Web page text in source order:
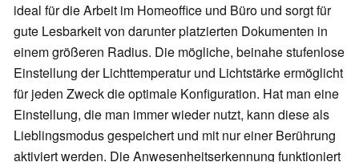
ideal für die Arbeit im Homeoffice und Büro und sorgt für
gute Lesbarkeit von darunter platzierten Dokumenten in
einem größeren Radius. Die mögliche, beinahe stufenlose
Einstellung der Lichttemperatur und Lichtstärke ermöglicht
für jeden Zweck die optimale Konfiguration. Hat man eine
Einstellung, die man immer wieder nutzt, kann diese als
Lieblingsmodus gespeichert und mit nur einer Berührung
aktiviert werden. Die Anwesenheitserkennung funktioniert